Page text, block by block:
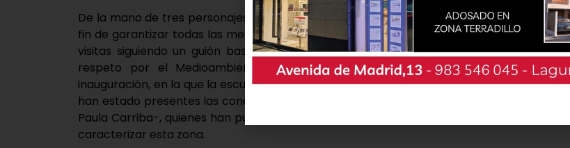
De la mano de tres personajes, en tres pases, y en grupos reducidos de seis personas -a
fin de garantizar todas las medidas de seguridad frente al Covid-19- se han desarrollado
visitas siguiendo un guión basado en la fantasía y la imaginación, con un mensaje de
respeto por el Medioambiente y de potenciación de un entorno único. En esta
inauguración, en la que la escultura de la Dama del Lago ha sido la principal protagonista,
han estado presentes las concejalas de Turismo -Estela Crespo- y de Medio Ambiente -
Paula Carriba-, quienes han puesto el foco en la apuesta por las nuevas esculturas para
caracterizar esta zona.